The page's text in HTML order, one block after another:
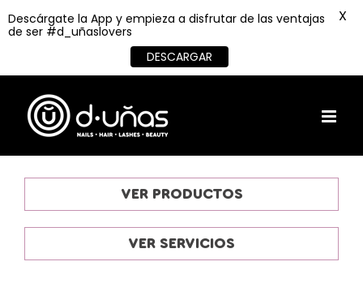
content
VER PRODUCTOS
VER SERVICIOS
Descárgate la App y empieza a disfrutar de las ventajas
de ser #d_uñaslovers
DESCARGAR
X